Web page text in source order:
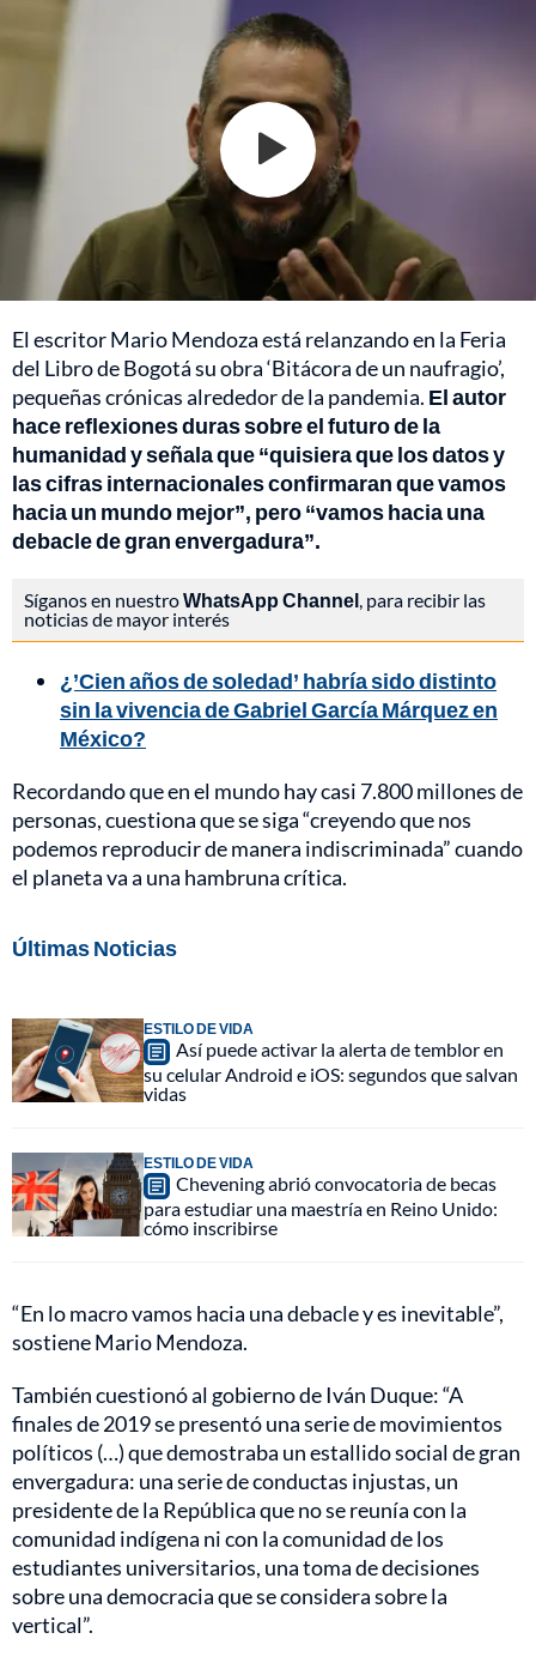
El escritor Mario Mendoza está relanzando en la Feria
del Libro de Bogotá su obra ‘Bitácora de un naufragio’,
pequeñas crónicas alrededor de la pandemia. El autor
hace reflexiones duras sobre el futuro de la
humanidad y señala que “quisiera que los datos y
las cifras internacionales confirmaran que vamos
hacia un mundo mejor”, pero “vamos hacia una
debacle de gran envergadura”.
Síganos en nuestroWhatsApp Channel , para recibir las
noticias de mayor interés
¿’Cien años de soledad’ habría sido distinto
sin la vivencia de Gabriel García Márquez en
México?
Recordando que en el mundo hay casi 7.800 millones de
personas, cuestiona que se siga “creyendo que nos
podemos reproducir de manera indiscriminada” cuando
el planeta va a una hambruna crítica.
Últimas Noticias
ESTILO DE VIDA
Así puede activar la alerta de temblor en
su celular Android e iOS: segundos que salvan
vidas
ESTILO DE VIDA
Chevening abrió convocatoria de becas
para estudiar una maestría en Reino Unido:
cómo inscribirse
“En lo macro vamos hacia una debacle y es inevitable”,
sostiene Mario Mendoza.
También cuestionó al gobierno de Iván Duque: “A
finales de 2019 se presentó una serie de movimientos
políticos (…) que demostraba un estallido social de gran
envergadura: una serie de conductas injustas, un
presidente de la República que no se reunía con la
comunidad indígena ni con la comunidad de los
estudiantes universitarios, una toma de decisiones
sobre una democracia que se considera sobre la
vertical”.